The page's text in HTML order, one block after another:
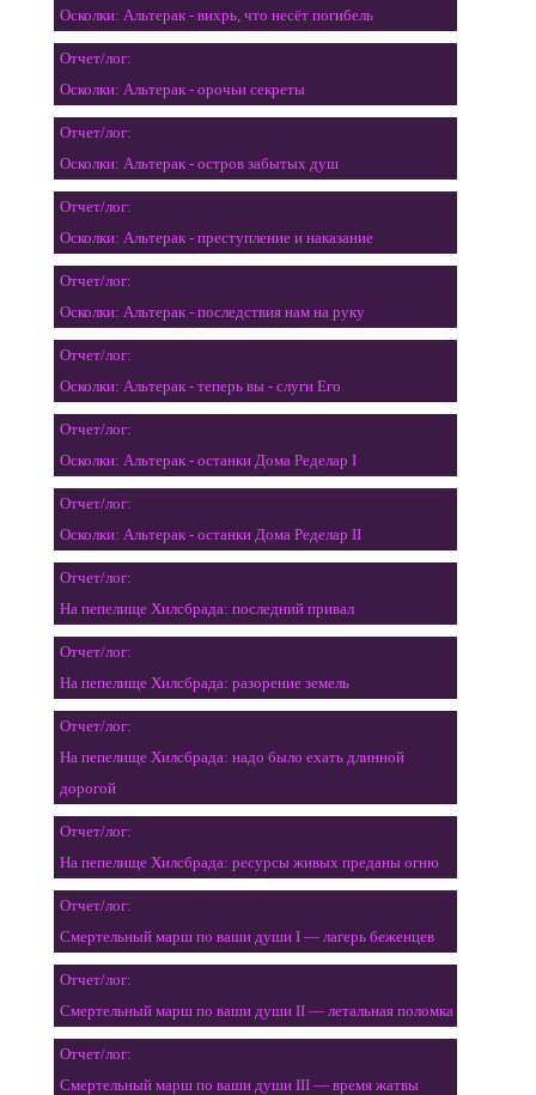
Осколки: Альтерак - вихрь, что несёт погибель
Отчет/лог:
Осколки: Альтерак - орочьи секреты
Отчет/лог:
Осколки: Альтерак - остров забытых душ
Отчет/лог:
Осколки: Альтерак - преступление и наказание
Отчет/лог:
Осколки: Альтерак - последствия нам на руку
Отчет/лог:
Осколки: Альтерак - теперь вы - слуги Его
Отчет/лог:
Осколки: Альтерак - останки Дома Ределар I
Отчет/лог:
Осколки: Альтерак - останки Дома Ределар II
Отчет/лог:
На пепелище Хилсбрада: последний привал
Отчет/лог:
На пепелище Хилсбрада: разорение земель
Отчет/лог:
На пепелище Хилсбрада: надо было ехать длинной
дорогой
Отчет/лог:
На пепелище Хилсбрада: ресурсы живых преданы огню
Отчет/лог:
Смертельный марш по ваши души I — лагерь беженцев
Отчет/лог:
Смертельный марш по ваши души II — летальная поломка
Отчет/лог:
Смертельный марш по ваши души III — время жатвы